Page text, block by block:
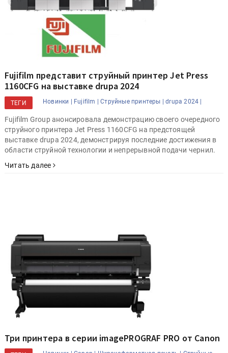
Fujifilm представит струйный принтер Jet Press
1160CFG на выставке drupa 2024
ТЕГИ Новинки | Fujifilm | Струйные принтеры | drupa 2024 |
Fujifilm Group анонсировала демонстрацию своего очередного
струйного принтера Jet Press 1160CFG на предстоящей
выставке drupa 2024, демонстрируя последние достижения в
области струйной технологии и непрерывной подачи чернил.
Читать далее
Три принтера в серии imagePROGRAF PRO от Canon